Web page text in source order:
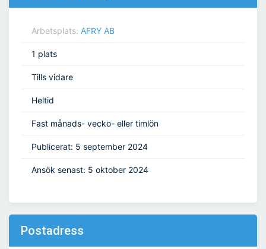
Arbetsplats: AFRY AB
1 plats
Tills vidare
Heltid
Fast månads- vecko- eller timlön
Publicerat: 5 september 2024
Ansök senast: 5 oktober 2024
Postadress